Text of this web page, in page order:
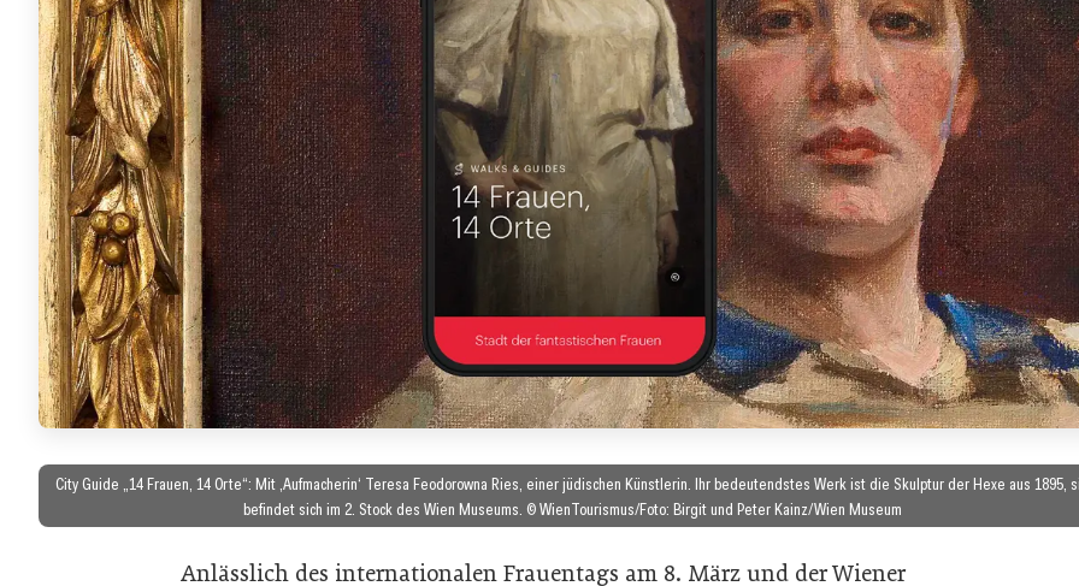
City Guide „14 Frauen, 14 Orte“: Mit ‚Aufmacherin‘ Teresa Feodorowna Ries, einer jüdischen Künstlerin. Ihr bedeutendstes Werk ist die Skulptur der Hexe aus 1895,
befindet sich im 2. Stock des Wien Museums. © WienTourismus/Foto: Birgit und Peter Kainz/Wien Museum
Anlässlich des internationalen Frauentags am 8. März und der Wiener